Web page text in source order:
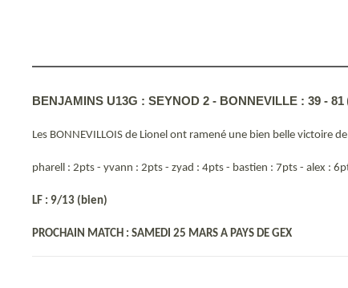
BENJAMINS U13G : SEYNOD 2 - BONNEVILLE : 39 - 81
Les BONNEVILLOIS de Lionel ont ramené une bien belle
pharell : 2pts - yvann : 2pts - zyad : 4pts - bastien : 7pts - alex :
LF : 9/13 (bien)
PROCHAIN MATCH : SAMEDI 25 MARS A PAYS DE GEX